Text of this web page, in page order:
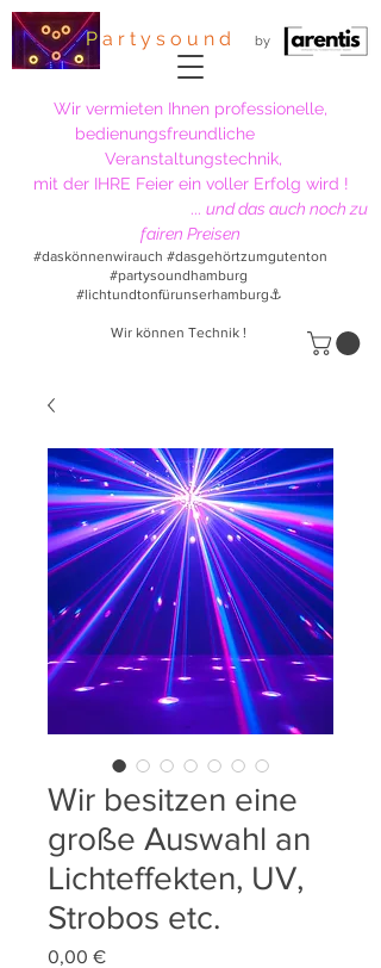
P a r t y s o u n d by
Wir vermieten Ihnen professionelle,
bedienungsfreundliche
Veranstaltungstechnik,
mit der IHRE Feier ein voller Erfolg wird !
... und das auch noch zu
fairen Preisen
#daskönnenwirauch #dasgehörtzumgutenton
#partysoundhamburg
#lichtundtonfürunserhamburg⚓
Wir können Technik !
Wir besitzen eine
große Auswahl an
Lichteffekten, UV,
Strobos etc.
0,00 €Preis